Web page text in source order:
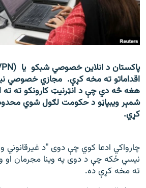
اړیکه
دري پاڼه
راسره ملګري شئ
اقداماتو ته مخه کړې. مجازي خصوصي
هغه څه دي چې د انټرنیټ کارونکو ته ته
شمېر ویبپاڼو د حکومت لګول شوي
کړي.
چارواکي ادعا کوي چې دوی "د غیرقانوني
نیسي ځکه چې د دوی په وینا مجرمان او
ته مخه کړې ده.